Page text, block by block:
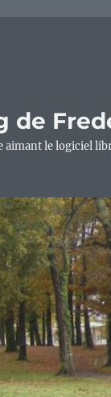
de
aimant le logiciel